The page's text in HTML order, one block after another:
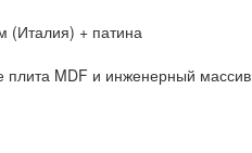
(Италия) + патина
MDF и инженерный массив